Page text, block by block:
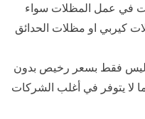
في عمل المظلات سواء
كيربي او مظلات الحدائق
فقط بسعر رخيص بدون
لا يتوفر في أغلب الشركات